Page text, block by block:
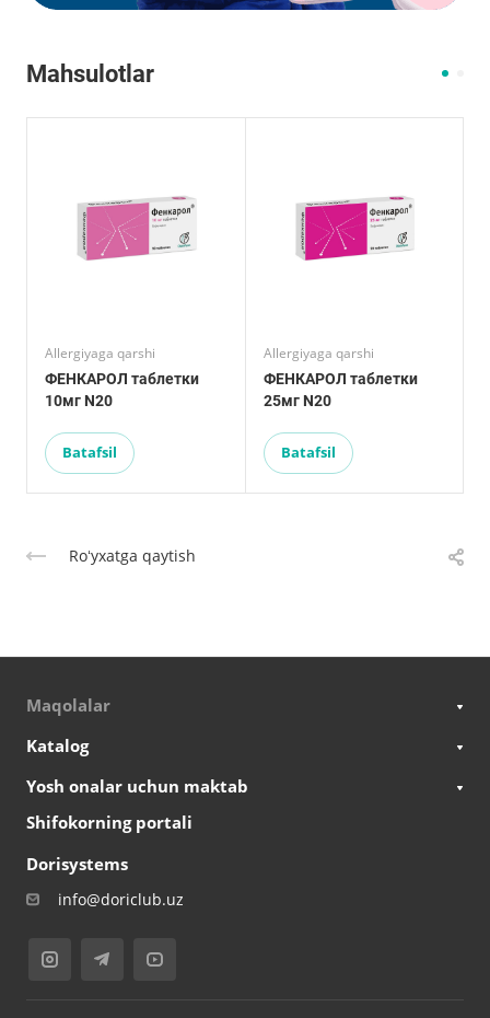
Mahsulotlar
Allergiyaga qarshi
ФЕНКАРОЛ таблетки
10мг N20
Batafsil
Allergiyaga qarshi
ФЕНКАРОЛ таблетки
25мг N20
Batafsil
Roʻyxatga qaytish
Maqolalar
Katalog
Yosh onalar uchun maktab
Shifokorning portali
Dorisystems
info@doriclub.uz